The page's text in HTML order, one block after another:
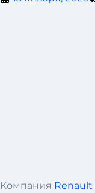
Компания Renault